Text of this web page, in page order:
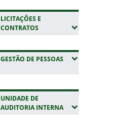
LICITAÇÕES E
CONTRATOS (EXPANDIR SUBMENUS)
GESTÃO DE PESSOAS (EXPANDIR SUBMENUS)
UNIDADE DE
AUDITORIA INTERNA(EXPANDIR SUBMENUS)